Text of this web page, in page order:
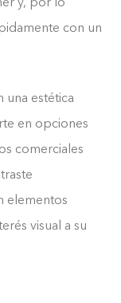
y, por lo
con un
una estética
en opciones
comerciales
elementos
visual a su